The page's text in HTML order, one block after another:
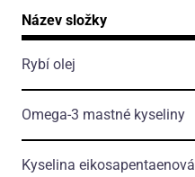
Název složky
Rybí olej
Omega-3 mastné kyseliny
Kyselina eikosapentaenová